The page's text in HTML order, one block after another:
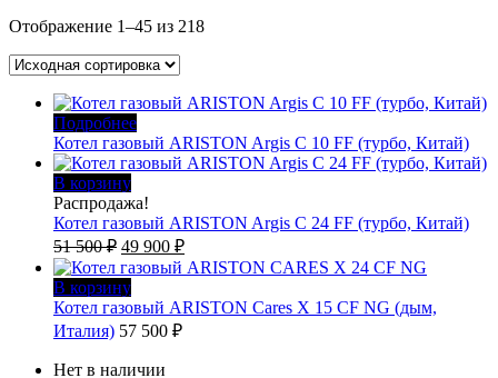
Отображение 1–45 из 218
Подробнее
Котел газовый ARISTON Argis C 10 FF (турбо, Китай)
В корзину
Распродажа!
Котел газовый ARISTON Argis C 24 FF (турбо, Китай)
51 500₽ Первоначальная
цена
составляла
51
500 ₽.
49 900 ₽Текущая
цена:
49
900 ₽.
В корзину
Котел газовый ARISTON Cares X 15 CF NG (дым,
Италия) 57 500 ₽
Нет в наличии